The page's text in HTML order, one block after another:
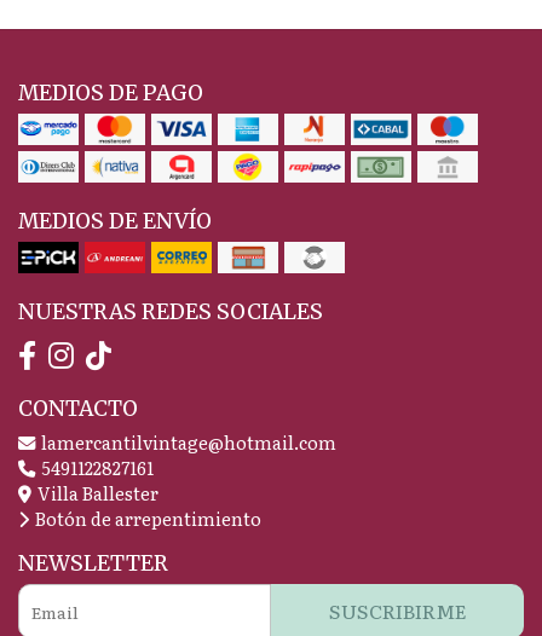
MEDIOS DE PAGO
MEDIOS DE ENVÍO
NUESTRAS REDES SOCIALES
CONTACTO
lamercantilvintage@hotmail.com
5491122827161
Villa Ballester
Botón de arrepentimiento
NEWSLETTER
SUSCRIBIRME